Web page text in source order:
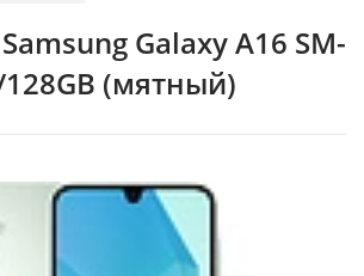
Galaxy A16 SM-
128GB (мятный)